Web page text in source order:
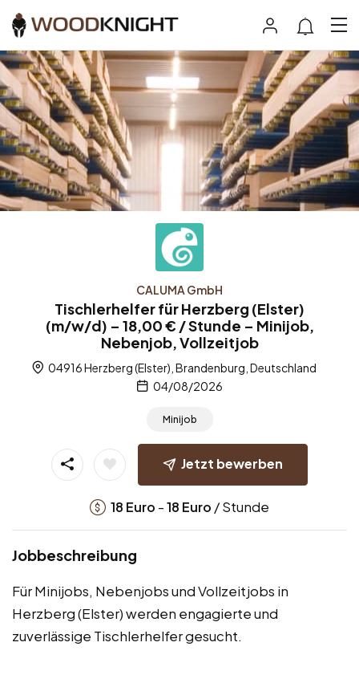
CALUMA GmbH
Tischlerhelfer für Herzberg (Elster)
(m/w/d) – 18,00 € / Stunde – Minijob,
Nebenjob, Vollzeitjob
04916 Herzberg (Elster), Brandenburg, Deutschland
04/08/2026
Minijob
Jetzt bewerben
18 Euro -18 Euro / Stunde
Jobbeschreibung
Für Minijobs, Nebenjobs und Vollzeitjobs in
Herzberg (Elster) werden engagierte und
zuverlässige Tischlerhelfer gesucht.